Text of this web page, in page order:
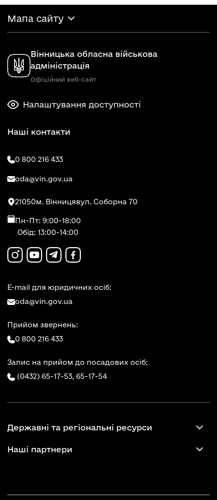
Мапа сайту
Вінницька обласна військова
адміністрація
Офіційний веб-сайт
Налаштування доступності
Наші контакти
0 800 216 433
oda@vin.gov.ua
21050м. Вінницявул. Соборна 70
Пн-Пт: 9:00-18:00
Обід: 13:00-14:00
E-mail для юридичних осіб:
oda@vin.gov.ua
Прийом звернень:
0 800 216 433
Запис на прийом до посадових осіб:
(0432) 65-17-53, 65-17-54
Державні та регіональні ресурси
Наші партнери